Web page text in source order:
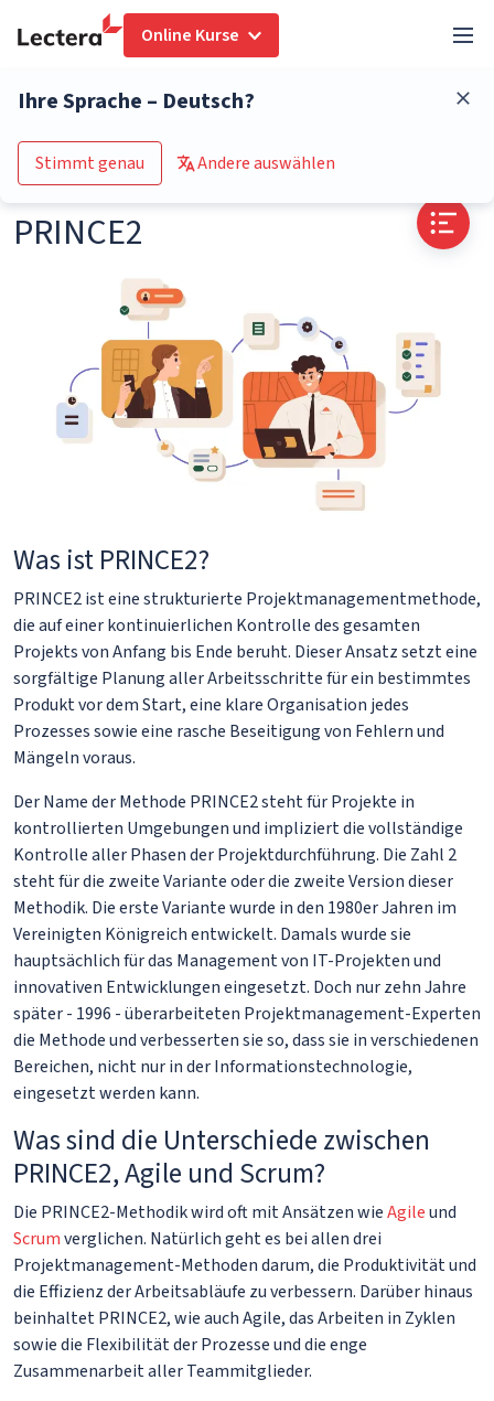
Online Kurse
Ihre Sprache – Deutsch?
Stimmt genau Andere auswählen
Zum Kurs-Katalog
PRINCE2
Was ist PRINCE2?
PRINCE2 ist eine strukturierte Projektmanagementmethode,
die auf einer kontinuierlichen Kontrolle des gesamten
Projekts von Anfang bis Ende beruht. Dieser Ansatz setzt eine
sorgfältige Planung aller Arbeitsschritte für ein bestimmtes
Produkt vor dem Start, eine klare Organisation jedes
Prozesses sowie eine rasche Beseitigung von Fehlern und
Mängeln voraus.
Der Name der Methode PRINCE2 steht für Projekte in
kontrollierten Umgebungen und impliziert die vollständige
Kontrolle aller Phasen der Projektdurchführung. Die Zahl 2
steht für die zweite Variante oder die zweite Version dieser
Methodik. Die erste Variante wurde in den 1980er Jahren im
Vereinigten Königreich entwickelt. Damals wurde sie
hauptsächlich für das Management von IT-Projekten und
innovativen Entwicklungen eingesetzt. Doch nur zehn Jahre
später - 1996 - überarbeiteten Projektmanagement-Experten
die Methode und verbesserten sie so, dass sie in verschiedenen
Bereichen, nicht nur in der Informationstechnologie,
eingesetzt werden kann.
Was sind die Unterschiede zwischen
PRINCE2, Agile und Scrum?
Die PRINCE2-Methodik wird oft mit Ansätzen wieAgileund
Scrumverglichen. Natürlich geht es bei allen drei
Projektmanagement-Methoden darum, die Produktivität und
die Effizienz der Arbeitsabläufe zu verbessern. Darüber hinaus
beinhaltet PRINCE2, wie auch Agile, das Arbeiten in Zyklen
sowie die Flexibilität der Prozesse und die enge
Zusammenarbeit aller Teammitglieder.